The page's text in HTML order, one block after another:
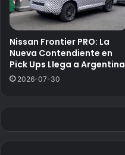
Nissan Frontier PRO: La
Nueva Contendiente en
Pick Ups Llega a Argentina
2026-07-30